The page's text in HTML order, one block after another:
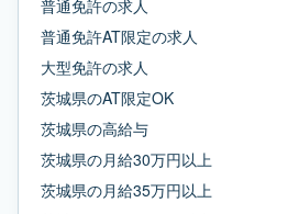
普通免許の求人
普通免許AT限定の求人
大型免許の求人
茨城県のAT限定OK
茨城県の高給与
茨城県の月給30万円以上
茨城県の月給35万円以上